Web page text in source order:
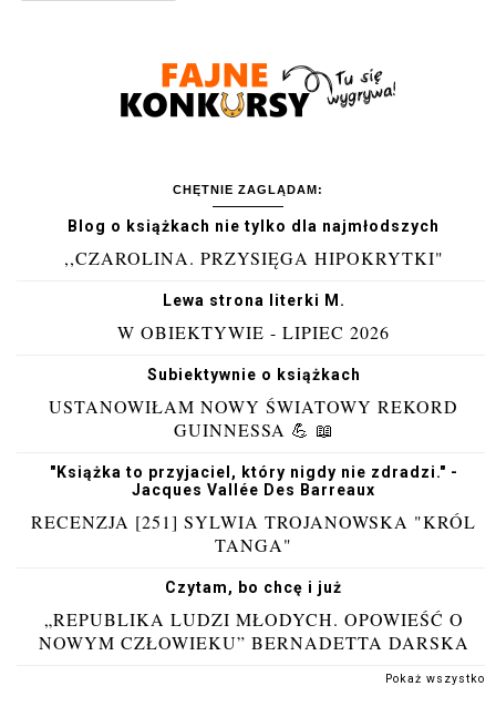
CHĘTNIE ZAGLĄDAM:
Blog o książkach nie tylko dla najmłodszych
,,CZAROLINA. PRZYSIĘGA HIPOKRYTKI"
Lewa strona literki M.
W OBIEKTYWIE - LIPIEC 2026
Subiektywnie o książkach
USTANOWIŁAM NOWY ŚWIATOWY REKORD
GUINNESSA 💪 📖
"Książka to przyjaciel, który nigdy nie zdradzi." -
Jacques Vallée Des Barreaux
RECENZJA [251] SYLWIA TROJANOWSKA "KRÓL
TANGA"
Czytam, bo chcę i już
„REPUBLIKA LUDZI MŁODYCH. OPOWIEŚĆ O
NOWYM CZŁOWIEKU” BERNADETTA DARSKA
Pokaż wszystko